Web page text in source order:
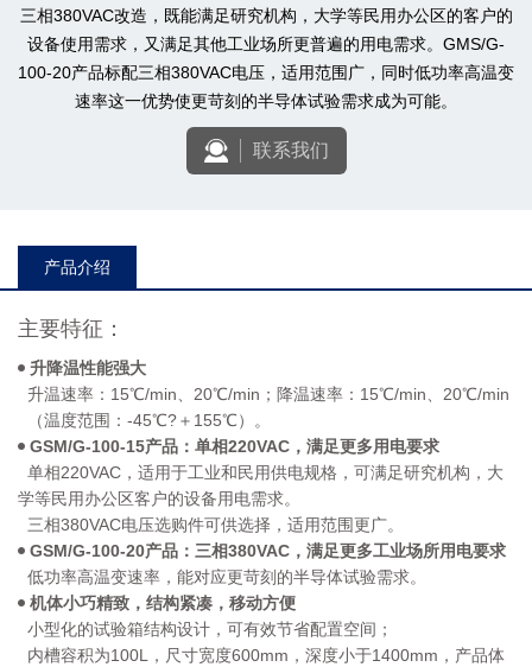
三相380VAC改造，既能满足研究机构，大学等民用办公区的客户的
设备使用需求，又满足其他工业场所更普遍的用电需求。GMS/G-
100-20产品标配三相380VAC电压，适用范围广，同时低功率高温变
速率这一优势使更苛刻的半导体试验需求成为可能。
联系我们
产品介绍
主要特征：
升降温性能强大
升温速率：15℃/min、20℃/min；降温速率：15℃/min、20℃/min
（温度范围：-45℃?＋155℃）。
GSM/G-100-15产品：单相220VAC，满足更多用电要求
单相220VAC，适用于工业和民用供电规格，可满足研究机构，大
学等民用办公区客户的设备用电需求。
三相380VAC电压选购件可供选择，适用范围更广。
GSM/G-100-20产品：三相380VAC，满足更多工业场所用电要求
低功率高温变速率，能对应更苛刻的半导体试验需求。
机体小巧精致，结构紧凑，移动方便
小型化的试验箱结构设计，可有效节省配置空间；
内槽容积为100L，尺寸宽度600mm，深度小于1400mm，产品体